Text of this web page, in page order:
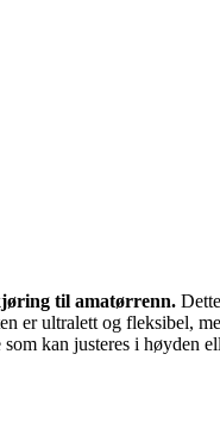
til amatørrenn.
er ultralett og fleksibel,
kan justeres i høyden